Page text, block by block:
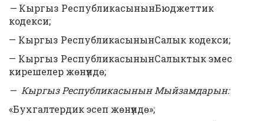
— Кыргыз РеспубликасынынБюджеттик
кодекси;
— Кыргыз РеспубликасынынСалык кодекси;
— Кыргыз РеспубликасынынСалыктык эмес
кирешелер жөнүндө;
— Кыргыз Республикасынын Мыйзамдарын:
«Бухгалтердик эсеп жөнүндө»;